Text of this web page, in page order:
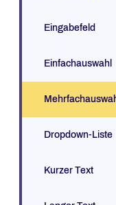
Eingabefeld
Einfachauswahl
Dropdown-Liste
Kurzer Text